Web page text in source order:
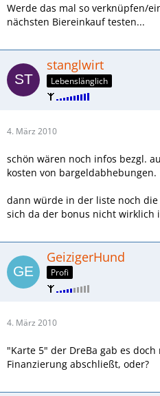
Werde das mal so verknüpfen/
nächsten Biereinkauf testen...
stanglwirt
Lebenslänglich
4. März 2010
schön wären noch infos bezgl.
kosten von bargeldabhebungen.
dann würde in der liste noch
sich da der bonus nicht wirklich
GeizigerHund
Profi
4. März 2010
"Karte 5" der DreBa gab es
Finanzierung abschließt, oder?